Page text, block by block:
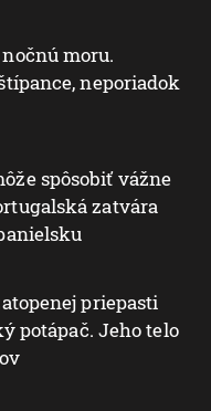
moru.
neporiadok
spôsobiť vážne
zatvára
priepasti
potápač. Jeho telo